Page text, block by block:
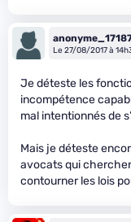
Le 27/08/2017 à
Je déteste les
incompétence
mal intentionnés de
Mais je déteste
avocats qui
contourner les lois